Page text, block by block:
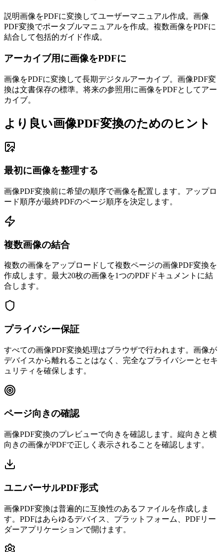
説明画像をPDFに変換してユーザーマニュアル作成。画像
PDF変換でポータブルマニュアルを作成。複数画像をPDFに
結合して包括的ガイド作成。
アーカイブ用に画像をPDFに
画像をPDFに変換して長期デジタルアーカイブ。画像PDF変
換は文書保存の標準。将来の参照用に画像をPDFとしてアー
カイブ。
より良い画像PDF変換のためのヒント
最初に画像を整理する
画像PDF変換前に希望の順序で画像を配置します。アップロ
ード順序が最終PDFのページ順序を決定します。
複数画像の結合
複数の画像をアップロードして複数ページの画像PDF変換を
作成します。最大20枚の画像を1つのPDFドキュメントに結
合します。
プライバシー保証
すべての画像PDF変換処理はブラウザで行われます。画像が
デバイスから離れることはなく、完全なプライバシーとセキ
ュリティを確保します。
ページ向きの確認
画像PDF変換のプレビューで向きを確認します。縦向きと横
向きの画像がPDFで正しく表示されることを確認します。
ユニバーサルPDF形式
画像PDF変換は普遍的に互換性のあるファイルを作成しま
す。PDFはあらゆるデバイス、プラットフォーム、PDFリー
ダーアプリケーションで開けます。